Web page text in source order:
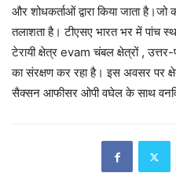
और शोधकर्ताओं द्वारा किया जाता
तलाशता है। टीएसए भारत भर में पांच
टेरायी क्षेत्र evam चंबल क्षेत्रों ,
का संरक्षण कर रहा है। इस अवसर पर
सैक्सन आफीसर ओपी वघेल के साथ